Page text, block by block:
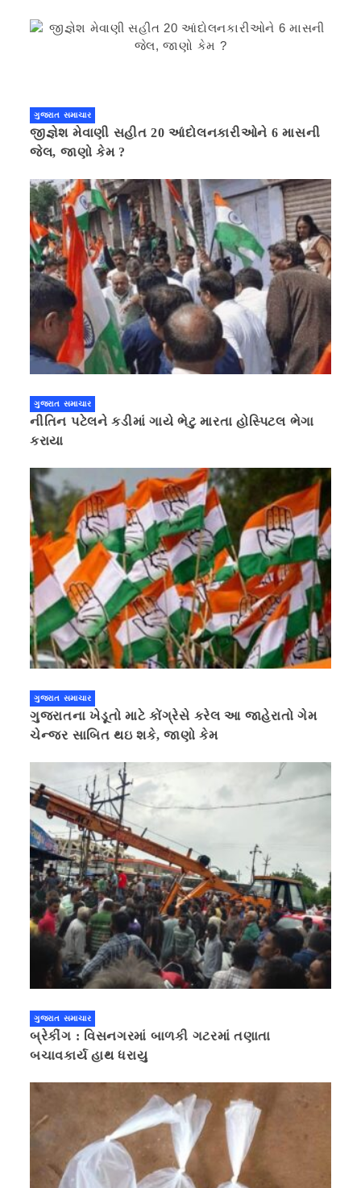
ગુજરાત સમાચાર
જીજ્ઞેશ મેવાણી સહીત 20 આંદોલનકારીઓને 6 માસની
જેલ, જાણો કેમ ?
ગુજરાત સમાચાર
નીતિન પટેલને કડીમાં ગાયે ભેટુ મારતા હોસ્પિટલ ભેગા
કરાયા
ગુજરાત સમાચાર
ગુજરાતના ખેડૂતો માટે કોંગ્રેસે કરેલ આ જાહેરાતો ગેમ
ચેન્જર સાબિત થઇ શકે, જાણો કેમ
ગુજરાત સમાચાર
બ્રેકીંગ : વિસનગરમાં બાળકી ગટરમાં તણાતા
બચાવકાર્ય હાથ ધરાયુ